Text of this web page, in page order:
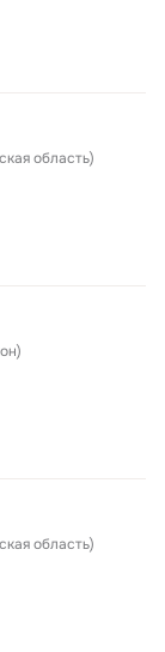
область)
область)